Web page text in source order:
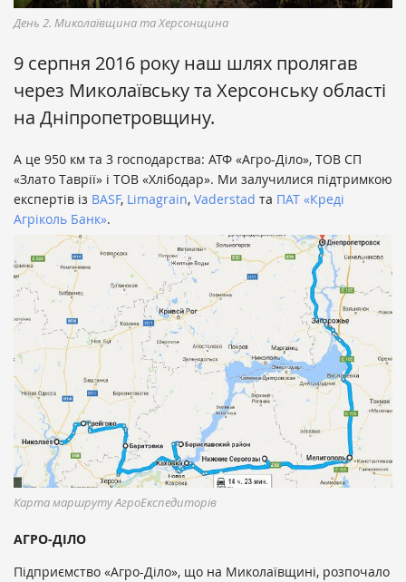
День 2. Миколаївщина та Херсонщина
9 серпня 2016 року наш шлях пролягав
через Миколаївську та Херсонську області
на Дніпропетровщину.
А це 950 км та 3 господарства: АТФ «Агро-Діло», ТОВ СП
«Злато Таврії» і ТОВ «Хлібодар». Ми залучилися підтримкою
експертів із BASF, Limagrain, Vaderstad та ПАТ «Креді
Агріколь Банк».
Карта маршруту АгроЕкспедиторів
АГРО-ДІЛО
Підприємство «Агро-Діло», що на Миколаївщині, розпочало